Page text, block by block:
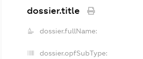
dossier.title
dossier.fullName:
dossier.opfSubType: